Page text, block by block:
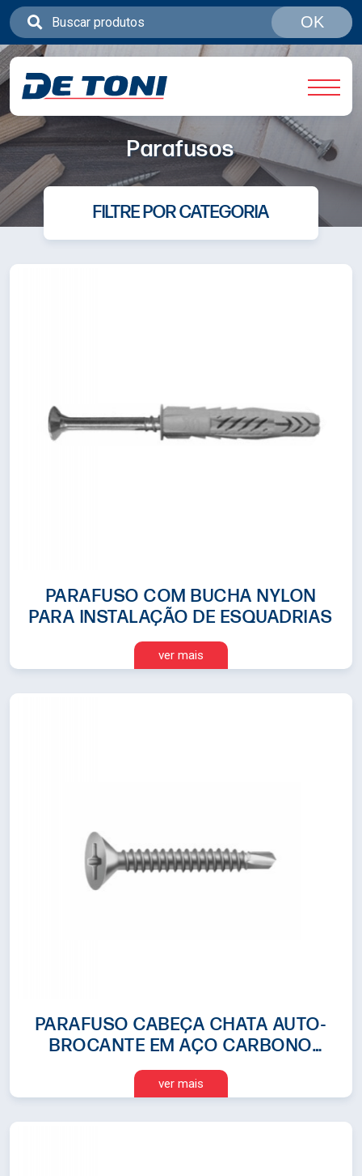
OK
Parafusos
FILTRE POR CATEGORIA
Sistema Oscilo Batente
Sistema Camarão
Sistema Porta de Giro
PARAFUSO COM BUCHA NYLON
PARA INSTALAÇÃO DE ESQUADRIAS
ver mais
PARAFUSO CABEÇA CHATA AUTO-
BROCANTE EM AÇO CARBONO
ZINCADO
ver mais